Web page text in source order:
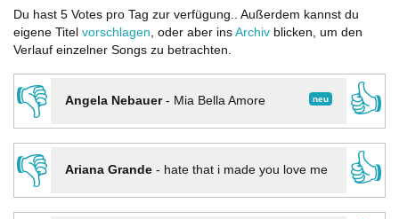
Du hast 5 Votes pro Tag zur verfügung.. Außerdem kannst du
eigene Titel vorschlagen, oder aber ins Archiv blicken, um den
Verlauf einzelner Songs zu betrachten.
👎 neu
Angela Nebauer- Mia Bella Amore
👍
👎
Ariana Grande- hate that i made you love me
👍